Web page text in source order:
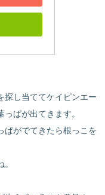
探し当ててケイピンエー
ぱが出てきます。
ぱがでてきたら根っこを